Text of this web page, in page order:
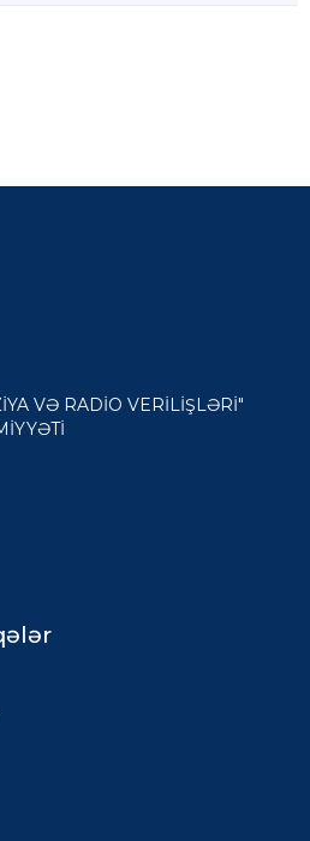
VƏ RADİO VERİLİŞLƏRİ"